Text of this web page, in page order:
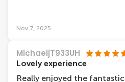
music was beautiful, which
experience. Those who
produced the projections,
music and narration are also
Nov 7, 2025
MichaeljT933UH
Lovely experience
Really enjoyed the fantastic